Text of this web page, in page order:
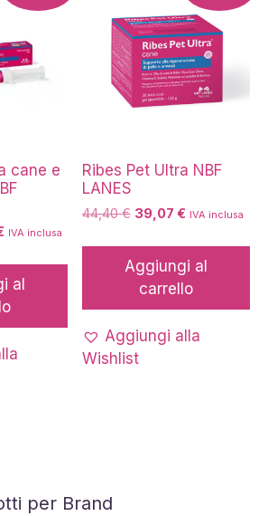
cane e
Il
attuale
è:
30,80 €.
IVA inclusa
al
Ribes Pet Ultra NBF
LANES
44,40€ Il
originale
era:
44,40 €.
39,07 €Il
attuale
è:
39,07 €.
IVA inclusa
Aggiungi al
carrello
Aggiungi alla
Wishlist
per Brand